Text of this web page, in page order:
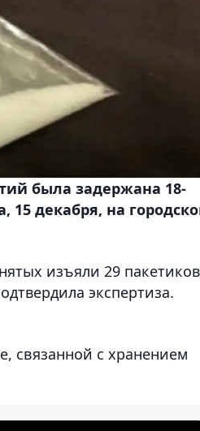
была задержана 18-
15 декабря, на
изъяли 29
экспертиза.
связанной с хранением